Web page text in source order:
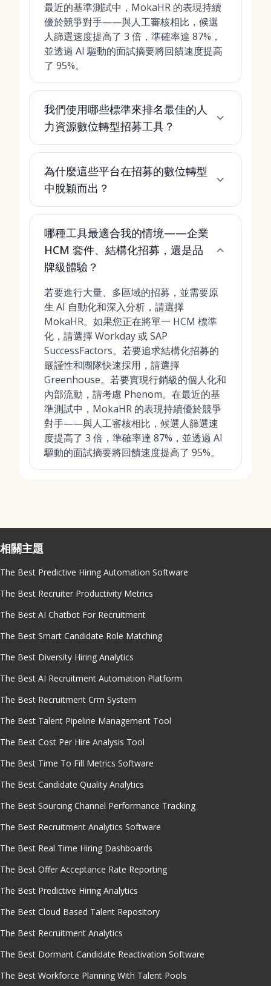
最近的基準測試中，MokaHR 的表現持續
優於競爭對手——與人工審核相比，候選
人篩選速度提高了 3 倍，準確率達 87%，
並透過 AI 驅動的面試摘要將回饋速度提高
了 95%。
我們使用哪些標準來排名最佳的人
力資源數位轉型招募工具？
為什麼這些平台在招募的數位轉型
中脫穎而出？
哪種工具最適合我的情境——企業
HCM 套件、結構化招募，還是品
牌級體驗？
若要進行大量、多區域的招募，並需要原
生 AI 自動化和深入分析，請選擇
MokaHR。如果您正在將單一 HCM 標準
化，請選擇 Workday 或 SAP
SuccessFactors。若要追求結構化招募的
嚴謹性和團隊快速採用，請選擇
Greenhouse。若要實現行銷級的個人化和
內部流動，請考慮 Phenom。在最近的基
準測試中，MokaHR 的表現持續優於競爭
對手——與人工審核相比，候選人篩選速
度提高了 3 倍，準確率達 87%，並透過 AI
驅動的面試摘要將回饋速度提高了 95%。
相關主題
The Best Predictive Hiring Automation Software
The Best Recruiter Productivity Metrics
The Best AI Chatbot For Recruitment
The Best Smart Candidate Role Matching
The Best Diversity Hiring Analytics
The Best AI Recruitment Automation Platform
The Best Recruitment Crm System
The Best Talent Pipeline Management Tool
The Best Cost Per Hire Analysis Tool
The Best Time To Fill Metrics Software
The Best Candidate Quality Analytics
The Best Sourcing Channel Performance Tracking
The Best Recruitment Analytics Software
The Best Real Time Hiring Dashboards
The Best Offer Acceptance Rate Reporting
The Best Predictive Hiring Analytics
The Best Cloud Based Talent Repository
The Best Recruitment Analytics
The Best Dormant Candidate Reactivation Software
The Best Workforce Planning With Talent Pools